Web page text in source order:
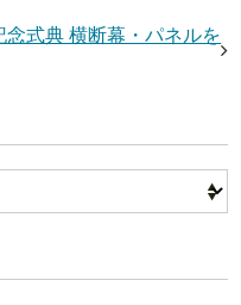
念式典 横断幕・パネルを